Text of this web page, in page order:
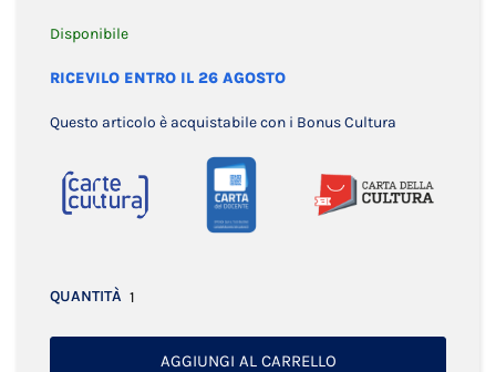
Disponibile
RICEVILO ENTRO IL 26 AGOSTO
Questo articolo è acquistabile con i Bonus Cultura
QUANTITÀ
AGGIUNGI AL CARRELLO